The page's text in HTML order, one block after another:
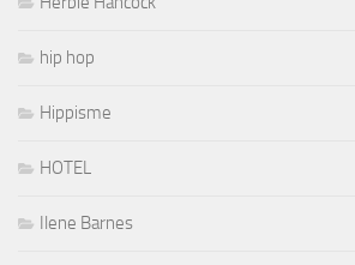
hip hop
Hippisme
HOTEL
Ilene Barnes